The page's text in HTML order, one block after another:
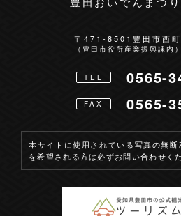
〒471-8501 豊田市西
（豊田市役所産業振興課内）
TEL 0565-
FAX 0565-
本サイトに使用されている写真の無
を希望される方は必ずお問い合わせくだ